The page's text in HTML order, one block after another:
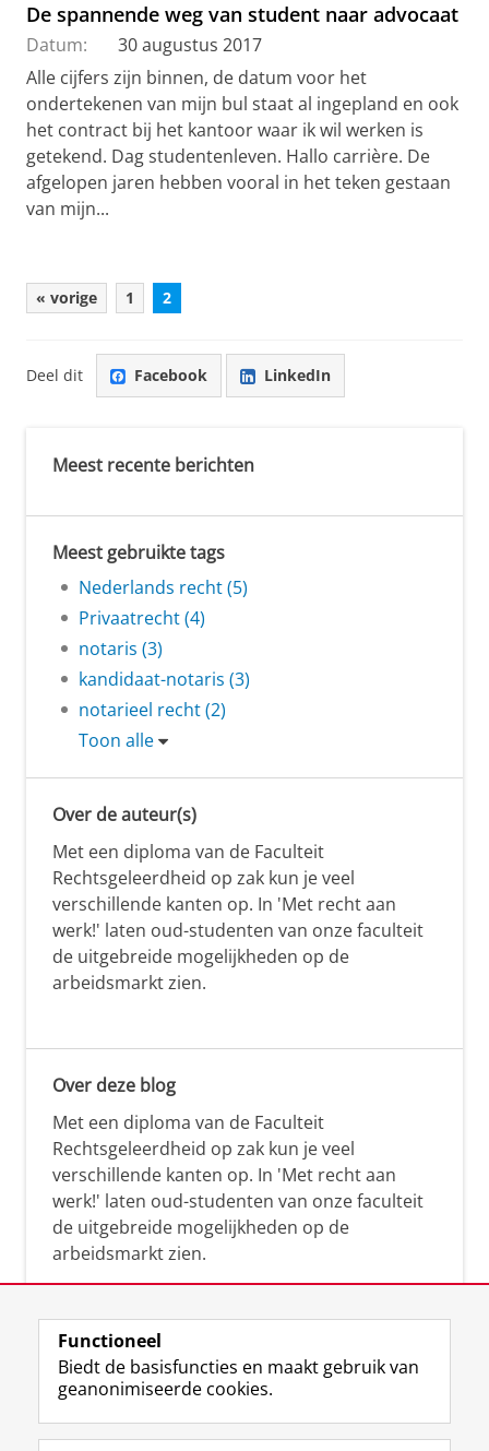
De spannende weg van student naar advocaat
Datum:
30 augustus 2017
Alle cijfers zijn binnen, de datum voor het
ondertekenen van mijn bul staat al ingepland en ook
het contract bij het kantoor waar ik wil werken is
getekend. Dag studentenleven. Hallo carrière. De
afgelopen jaren hebben vooral in het teken gestaan
van mijn...
« vorige 1 2
Deel dit Facebook LinkedIn
Meest recente berichten
Meest gebruikte tags
Nederlands recht (5)
Privaatrecht (4)
notaris (3)
kandidaat-notaris (3)
notarieel recht (2)
Toon alle
Over de auteur(s)
Met een diploma van de Faculteit
Rechtsgeleerdheid op zak kun je veel
verschillende kanten op. In 'Met recht aan
werk!' laten oud-studenten van onze faculteit
de uitgebreide mogelijkheden op de
arbeidsmarkt zien.
Over deze blog
Met een diploma van de Faculteit
Rechtsgeleerdheid op zak kun je veel
verschillende kanten op. In 'Met recht aan
werk!' laten oud-studenten van onze faculteit
de uitgebreide mogelijkheden op de
arbeidsmarkt zien.
Volg de RUG
F
L
R I
Y
Functioneel
Biedt de basisfuncties en maakt gebruik van
geanonimiseerde cookies.